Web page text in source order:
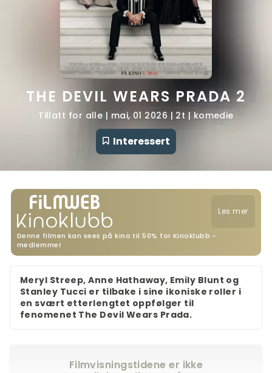
THE DEVIL WEARS PRADA 2
Tillatt for alle | mai, 01 2026 | 2t | komedie
Interessert
Les mer
Denne filmen kan sees på kino til 50% for Kinoklubb -
medlemmer
Meryl Streep, Anne Hathaway, Emily Blunt og
Stanley Tucci er tilbake i sine ikoniske roller i
en svært etterlengtet oppfølger til
fenomenet The Devil Wears Prada.
Filmvisningstidene er ikke